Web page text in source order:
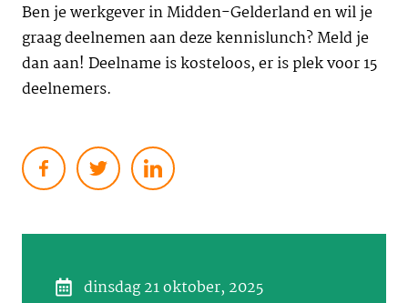
Ben je werkgever in Midden-Gelderland en wil je
graag deelnemen aan deze kennislunch? Meld je
dan aan! Deelname is kosteloos, er is plek voor 15
deelnemers.
dinsdag 21 oktober, 2025